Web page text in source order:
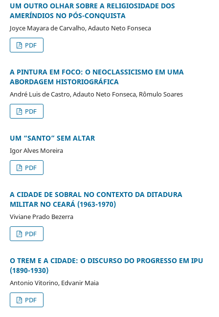
UM OUTRO OLHAR SOBRE A RELIGIOSIDADE DOS
AMERÍNDIOS NO PÓS-CONQUISTA
Joyce Mayara de Carvalho, Adauto Neto Fonseca
PDF
A PINTURA EM FOCO: O NEOCLASSICISMO EM UMA
ABORDAGEM HISTORIOGRÁFICA
André Luis de Castro, Adauto Neto Fonseca, Rômulo Soares
PDF
UM “SANTO” SEM ALTAR
Igor Alves Moreira
PDF
A CIDADE DE SOBRAL NO CONTEXTO DA DITADURA
MILITAR NO CEARÁ (1963-1970)
Viviane Prado Bezerra
PDF
O TREM E A CIDADE: O DISCURSO DO PROGRESSO EM IPU
(1890-1930)
Antonio Vitorino, Edvanir Maia
PDF